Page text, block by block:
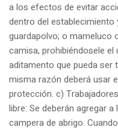
a los efectos de evitar
dentro del
guardapolvo; o mameluco
camisa, prohibiéndosele
aditamento que pueda ser
misma razón deberá usar
protección. c)
libre: Se deberán agregar
campera de abrigo.